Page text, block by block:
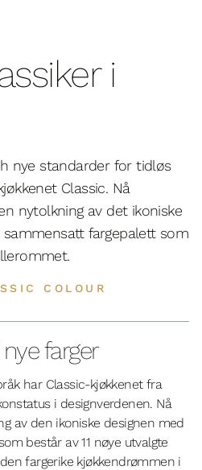
i
nye standarder for tidløs
Classic. Nå
nytolkning av det ikoniske
fargepalett som
COLOUR
farger
har Classic-kjøkkenet fra
i designverdenen. Nå
av den ikoniske designen med
består av 11 nøye utvalgte
fargerike kjøkkendrømmen i